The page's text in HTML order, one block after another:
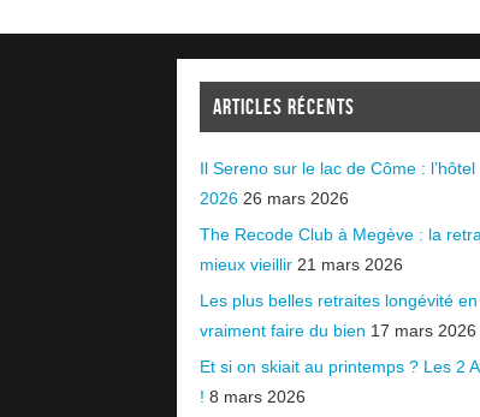
ARTICLES RÉCENTS
Il Sereno sur le lac de Côme :
2026 26 mars 2026
The Recode Club à Megève : la
mieux vieillir 21 mars 2026
Les plus belles retraites longévité
vraiment faire du bien 17 mars 2026
Et si on skiait au printemps ? Les 2
! 8 mars 2026